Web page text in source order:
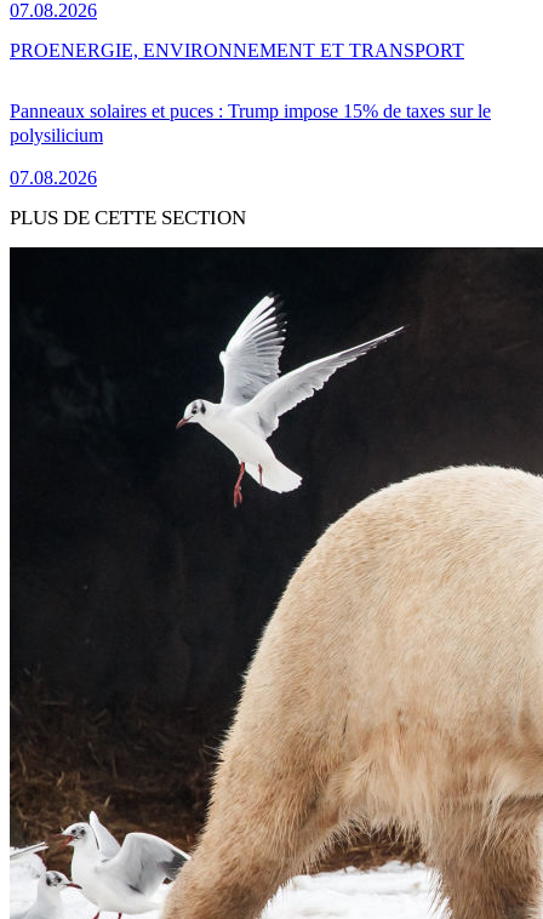
07.08.2026
Panneaux solaires et puces : Trump impose 15% de taxes sur le
polysilicium
07.08.2026
PROENERGIE, ENVIRONNEMENT ET TRANSPORT
PLUS DE CETTE SECTION